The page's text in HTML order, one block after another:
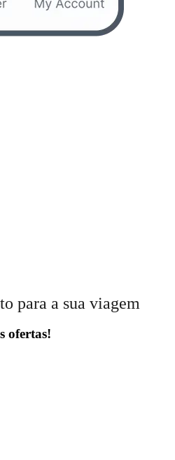
para a sua viagem
ofertas!